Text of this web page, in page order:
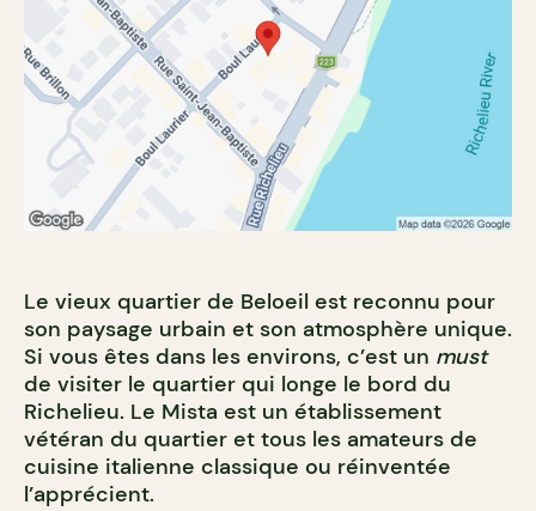
Le vieux quartier de Beloeil est reconnu pour
son paysage urbain et son atmosphère unique.
Si vous êtes dans les environs, c’est un must
de visiter le quartier qui longe le bord du
Richelieu. Le Mista est un établissement
vétéran du quartier et tous les amateurs de
cuisine italienne classique ou réinventée
l’apprécient.